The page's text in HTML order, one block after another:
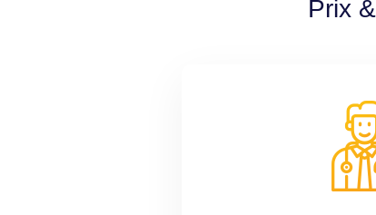
Prix